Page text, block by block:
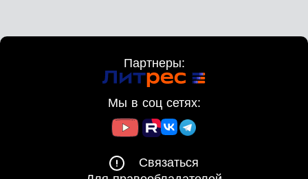
Партнеры:
Мы в соц сетях:
Связаться